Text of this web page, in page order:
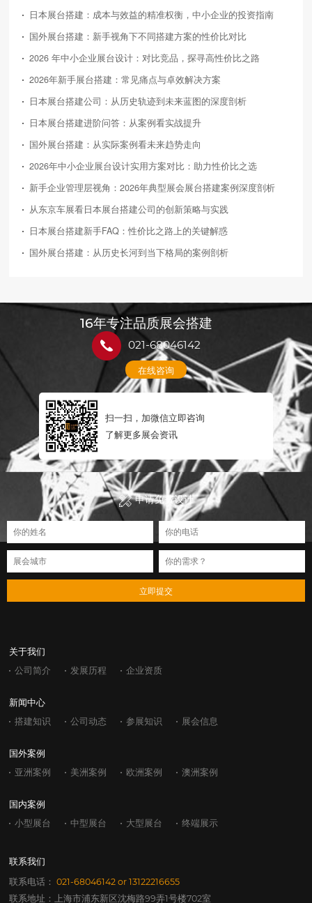
日本展台搭建：成本与效益的精准权衡，中小企业的投资指南
国外展台搭建：新手视角下不同搭建方案的性价比对比
2026 年中小企业展台设计：对比竞品，探寻高性价比之路
2026年新手展台搭建：常见痛点与卓效解决方案
日本展台搭建公司：从历史轨迹到未来蓝图的深度剖析
日本展台搭建进阶问答：从案例看实战提升
国外展台搭建：从实际案例看未来趋势走向
2026年中小企业展台设计实用方案对比：助力性价比之选
新手企业管理层视角：2026年典型展会展台搭建案例深度剖析
从东京车展看日本展台搭建公司的创新策略与实践
日本展台搭建新手FAQ：性价比之路上的关键解惑
国外展台搭建：从历史长河到当下格局的案例剖析
16年专注品质展会搭建
021-68046142
在线咨询
扫一扫，加微信立即咨询
了解更多展会资讯
申请免费设计
立即提交
关于我们
公司简介 发展历程 企业资质
新闻中心
搭建知识 公司动态 参展知识 展会信息
国外案例
亚洲案例 美洲案例 欧洲案例 澳洲案例
国内案例
小型展台 中型展台 大型展台 终端展示
联系我们
联系电话：021-68046142 or 13122216655
联系地址：上海市浦东新区沈梅路99弄1号楼702室